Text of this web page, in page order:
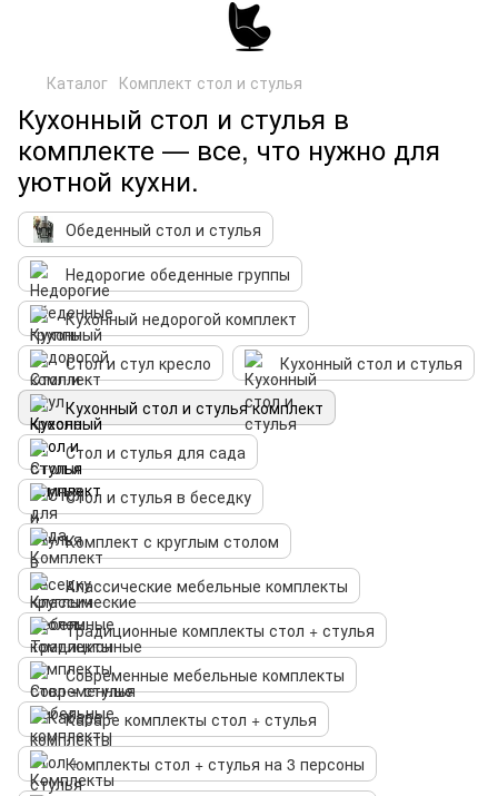
Каталог Комплект стол и стулья
Кухонный стол и стулья в
комплекте — все, что нужно для
уютной кухни.
Обеденный стол и стулья
Недорогие обеденные группы
Кухонный недорогой комплект
Стол и стул кресло
Кухонный стол и стулья
Кухонный стол и стулья комплект
Стол и стулья для сада
Стол и стулья в беседку
Комплект с круглым столом
Классические мебельные комплекты
Традиционные комплекты стол + стулья
Современные мебельные комплекты
Кабаре комплекты стол + стулья
Комплекты стол + стулья на 3 персоны